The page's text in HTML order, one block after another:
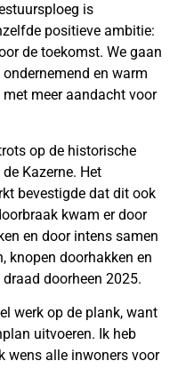
is
positieve ambitie:
de toekomst. We gaan
en warm
met meer aandacht voor
op de historische
Kazerne. Het
bevestigde dat dit ook
kwam er door
en door intens samen
knopen doorhakken en
doorheen 2025.
werk op de plank, want
uitvoeren. Ik heb
wens alle inwoners voor